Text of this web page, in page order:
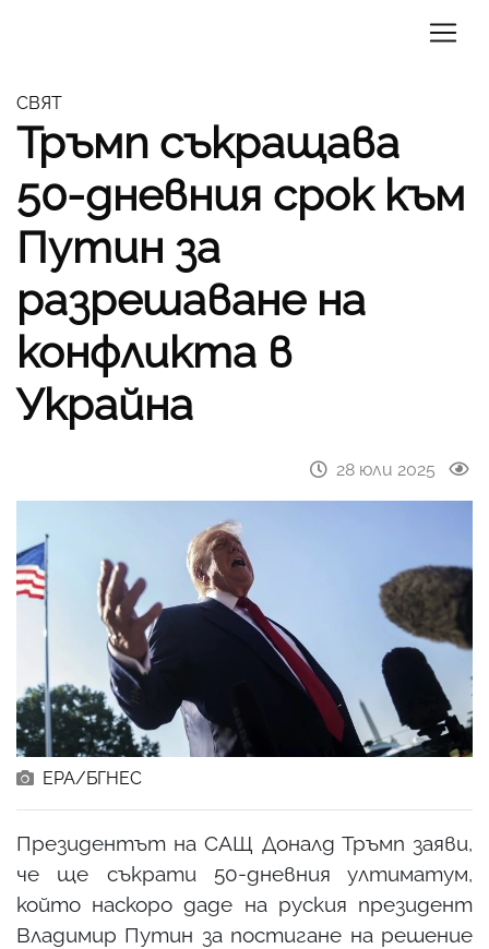
СВЯТ
Тръмп съкращава
50-дневния срок към
Путин за
разрешаване на
конфликта в
Украйна
28 юли 2025
ЕРА/БГНЕС
Президентът на САЩ Доналд Тръмп заяви,
че ще съкрати 50-дневния ултиматум,
който наскоро даде на руския президент
Владимир Путин за постигане на решение